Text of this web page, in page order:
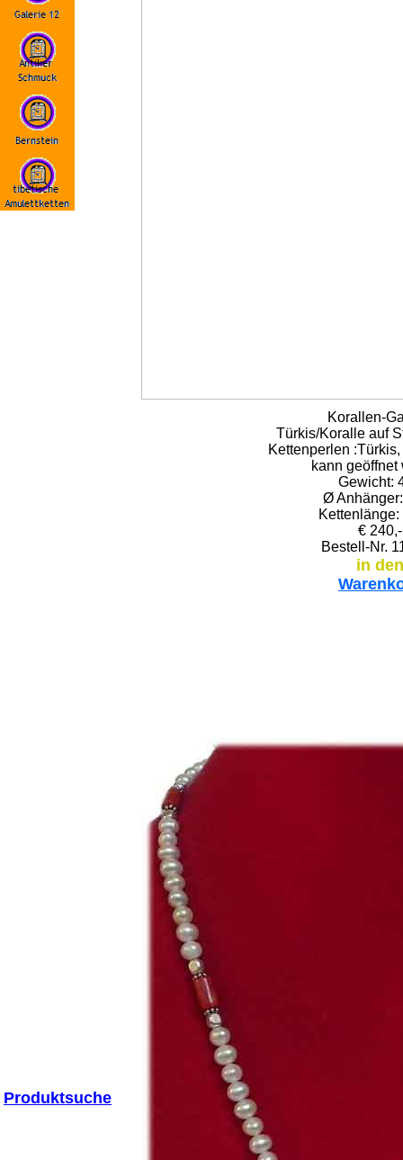
Produktsuche
Korallen-
Türkis/Koralle auf
Kettenperlen
kann geöffnet
Gewicht:
Ø
Kettenlänge:
€ 240,-
Bestell-Nr.
in den